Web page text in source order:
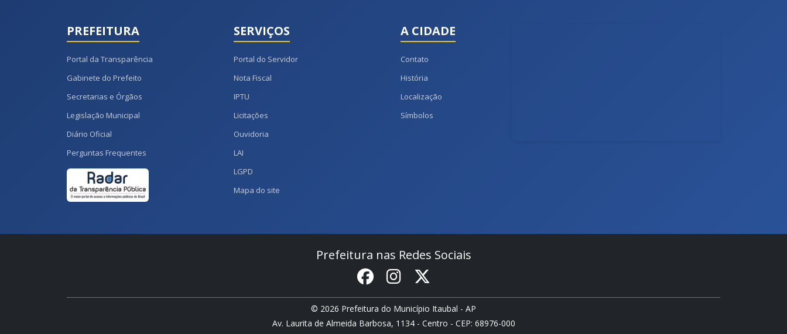
PREFEITURA
Portal da Transparência
Gabinete do Prefeito
Secretarias e Órgãos
Legislação Municipal
Diário Oficial
Perguntas Frequentes
SERVIÇOS
Portal do Servidor
Nota Fiscal
IPTU
Licitações
Ouvidoria
LAI
LGPD
Mapa do site
A CIDADE
Contato
História
Localização
Símbolos
Prefeitura nas Redes Sociais
© 2026 Prefeitura do Município Itaubal - AP
Av. Laurita de Almeida Barbosa, 1134 - Centro - CEP: 68976-000